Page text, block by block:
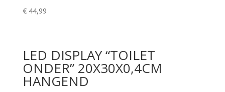
€44,99
LED DISPLAY “TOILET
ONDER” 20X30X0,4CM
HANGEND